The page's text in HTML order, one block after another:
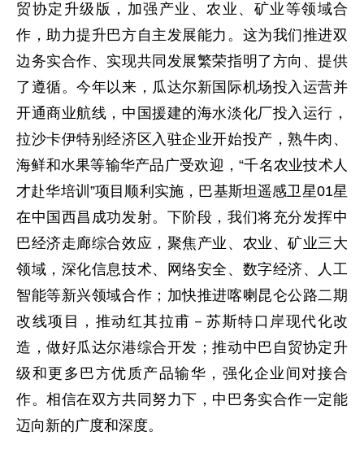
贸协定升级版，加强产业、农业、矿业等领域合
作，助力提升巴方自主发展能力。这为我们推进双
边务实合作、实现共同发展繁荣指明了方向、提供
了遵循。今年以来，瓜达尔新国际机场投入运营并
开通商业航线，中国援建的海水淡化厂投入运行，
拉沙卡伊特别经济区入驻企业开始投产，熟牛肉、
海鲜和水果等输华产品广受欢迎，“千名农业技术人
才赴华培训”项目顺利实施，巴基斯坦遥感卫星01星
在中国西昌成功发射。下阶段，我们将充分发挥中
巴经济走廊综合效应，聚焦产业、农业、矿业三大
领域，深化信息技术、网络安全、数字经济、人工
智能等新兴领域合作；加快推进喀喇昆仑公路二期
改线项目，推动红其拉甫－苏斯特口岸现代化改
造，做好瓜达尔港综合开发；推动中巴自贸协定升
级和更多巴方优质产品输华，强化企业间对接合
作。相信在双方共同努力下，中巴务实合作一定能
迈向新的广度和深度。